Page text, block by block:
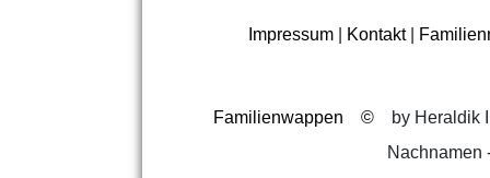
Impressum| Kontakt|
Familienwappen © by Heraldik
Nachnamen